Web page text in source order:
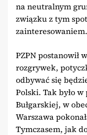
na neutralnym
związku z tym
zainteresowaniem.
PZPN postanowił
rozgrywek,
odbywać się
Polski. Tak było
Bułgarskiej, w
Warszawa
Tymczasem, jak